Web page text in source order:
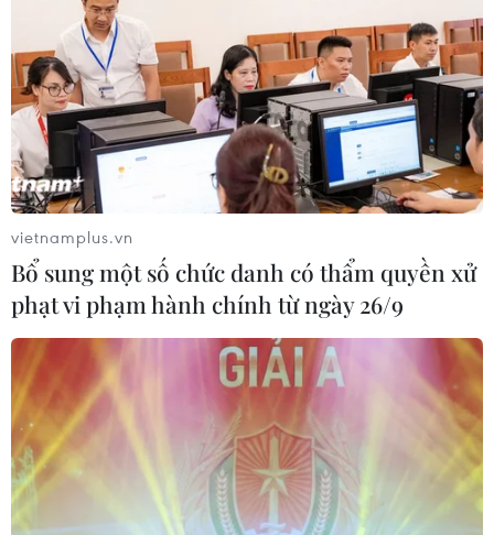
Dùng bột không rõ nguồn gốc nấu sốt
vang, người đàn ông bị ngộ độc
17/08/2021 14:26
Bệnh nhân bị ngộ độc là Tạ Đức M. (nam, 31 tuổi, ở Tây
Hồ, Hà Nội). Khoảng 4 ngày trước khi nhập viện, bệnh
nhân nấu sốt vang thịt bò với bột sốt vang mua từ chợ
Yên Phụ.
vietnamplus.vn
Bổ sung một số chức danh có thẩm quyền xử
phạt vi phạm hành chính từ ngày 26/9